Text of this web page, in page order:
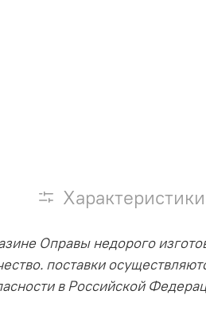
Характеристики
Оправы недорого
поставки
в Российской